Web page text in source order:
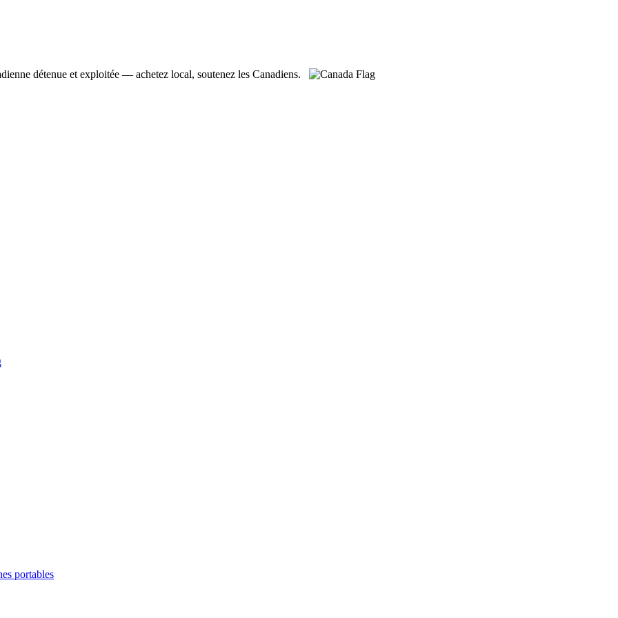
détenue et exploitée — achetez local, soutenez les Canadiens.
portables